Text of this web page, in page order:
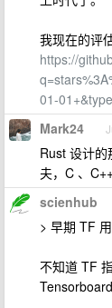
我现在的评
https://
01-
Mark24
Rust 设计
夫，C 、
scienhub
> 早期 TF
不知道 TF